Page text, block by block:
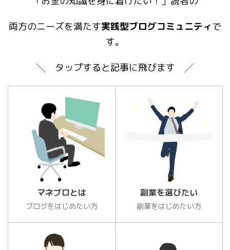
両方のニーズを満たす実践型ブログコミュニティで
す。
╲ タップすると記事に飛びます ╱
マネブロとは
ブログをはじめたい方
副業を選びたい
副業をはじめたい方